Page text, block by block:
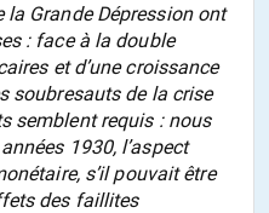
la Grande Dépression ont
: face à la double
et d’une croissance
soubresauts de la crise
semblent requis : nous
1930, l’aspect
s’il pouvait être
des faillites